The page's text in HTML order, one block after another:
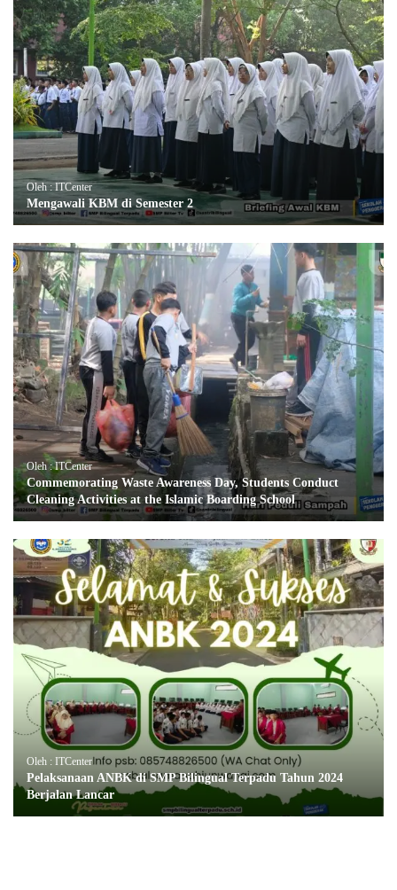
Oleh : ITCenter
Mengawali KBM di Semester 2
Oleh : ITCenter
Commemorating Waste Awareness Day, Students Conduct
Cleaning Activities at the Islamic Boarding School
Oleh : ITCenter
Pelaksanaan ANBK di SMP Bilingual Terpadu Tahun 2024
Berjalan Lancar